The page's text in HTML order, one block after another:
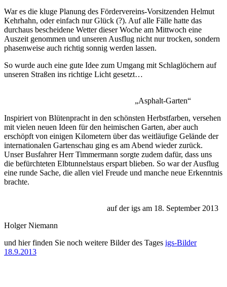
War es die kluge Planung des Fördervereins-Vorsitzenden Helmut
Kehrhahn, oder einfach nur Glück (?). Auf alle Fälle hatte das
durchaus bescheidene Wetter dieser Woche am Mittwoch eine
Auszeit genommen und unseren Ausflug nicht nur trocken, sondern
phasenweise auch richtig sonnig werden lassen.
So wurde auch eine gute Idee zum Umgang mit Schlaglöchern auf
unseren Straßen ins richtige Licht gesetzt…
„Asphalt-Garten“
Inspiriert von Blütenpracht in den schönsten Herbstfarben, versehen
mit vielen neuen Ideen für den heimischen Garten, aber auch
erschöpft von einigen Kilometern über das weitläufige Gelände der
internationalen Gartenschau ging es am Abend wieder zurück.
Unser Busfahrer Herr Timmermann sorgte zudem dafür, dass uns
die befürchteten Elbtunnelstaus erspart blieben. So war der Ausflug
eine runde Sache, die allen viel Freude und manche neue Erkenntnis
brachte.
auf der igs am 18. September 2013
Holger Niemann
und hier finden Sie noch weitere Bilder des Tages igs-Bilder
18.9.2013